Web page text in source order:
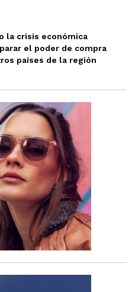
la crisis económica
el poder de compra
países de la región